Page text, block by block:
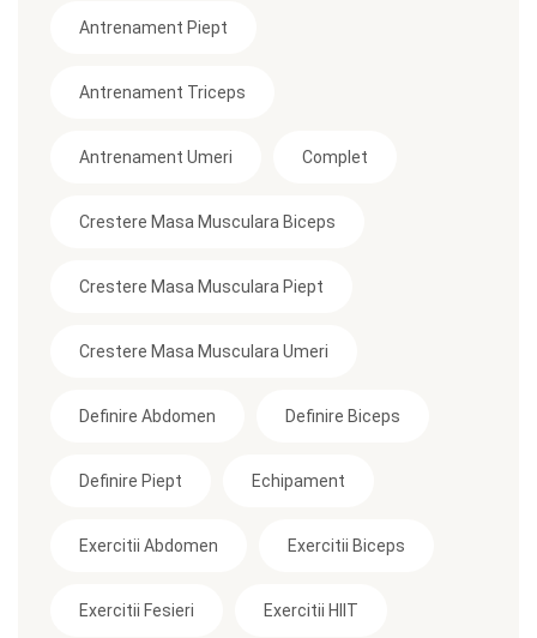
Antrenament Piept
Antrenament Triceps
Antrenament Umeri Complet
Crestere Masa Musculara Biceps
Crestere Masa Musculara Piept
Crestere Masa Musculara Umeri
Definire Abdomen Definire Biceps
Definire Piept Echipament
Exercitii Abdomen Exercitii Biceps
Exercitii Fesieri Exercitii HIIT